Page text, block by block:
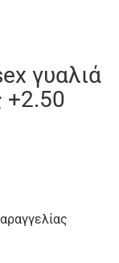
γυαλιά
+2.50